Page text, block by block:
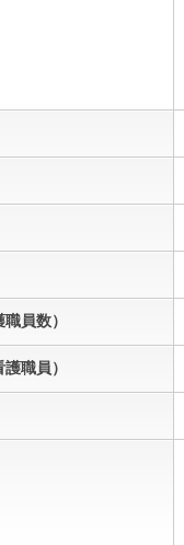
員数）
職員）